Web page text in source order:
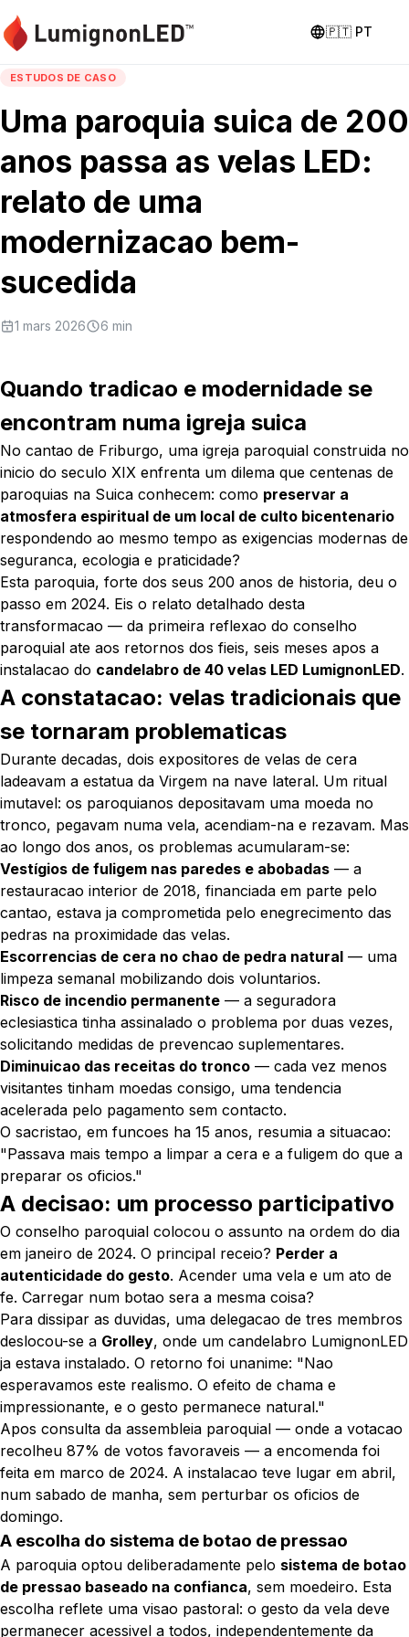
🇵🇹 PT
ESTUDOS DE CASO
Uma paroquia suica de 200
anos passa as velas LED:
relato de uma
modernizacao bem-
sucedida
1 mars 2026 6 min
Quando tradicao e modernidade se
encontram numa igreja suica
No cantao de Friburgo, uma igreja paroquial construida no
inicio do seculo XIX enfrenta um dilema que centenas de
paroquias na Suica conhecem: como preservar a
atmosfera espiritual de um local de culto bicentenario
respondendo ao mesmo tempo as exigencias modernas de
seguranca, ecologia e praticidade?
Esta paroquia, forte dos seus 200 anos de historia, deu o
passo em 2024. Eis o relato detalhado desta
transformacao — da primeira reflexao do conselho
paroquial ate aos retornos dos fieis, seis meses apos a
instalacao do candelabro de 40 velas LED LumignonLED.
A constatacao: velas tradicionais que
se tornaram problematicas
Durante decadas, dois expositores de velas de cera
ladeavam a estatua da Virgem na nave lateral. Um ritual
imutavel: os paroquianos depositavam uma moeda no
tronco, pegavam numa vela, acendiam-na e rezavam. Mas
ao longo dos anos, os problemas acumularam-se:
Vestígios de fuligem nas paredes e abobadas — a
restauracao interior de 2018, financiada em parte pelo
cantao, estava ja comprometida pelo enegrecimento das
pedras na proximidade das velas.
Escorrencias de cera no chao de pedra natural — uma
limpeza semanal mobilizando dois voluntarios.
Risco de incendio permanente — a seguradora
eclesiastica tinha assinalado o problema por duas vezes,
solicitando medidas de prevencao suplementares.
Diminuicao das receitas do tronco — cada vez menos
visitantes tinham moedas consigo, uma tendencia
acelerada pelo pagamento sem contacto.
O sacristao, em funcoes ha 15 anos, resumia a situacao:
"Passava mais tempo a limpar a cera e a fuligem do que a
preparar os oficios."
A decisao: um processo participativo
O conselho paroquial colocou o assunto na ordem do dia
em janeiro de 2024. O principal receio? Perder a
autenticidade do gesto. Acender uma vela e um ato de
fe. Carregar num botao sera a mesma coisa?
Para dissipar as duvidas, uma delegacao de tres membros
deslocou-se a Grolley, onde um candelabro LumignonLED
ja estava instalado. O retorno foi unanime: "Nao
esperavamos este realismo. O efeito de chama e
impressionante, e o gesto permanece natural."
Apos consulta da assembleia paroquial — onde a votacao
recolheu 87% de votos favoraveis — a encomenda foi
feita em marco de 2024. A instalacao teve lugar em abril,
num sabado de manha, sem perturbar os oficios de
domingo.
A escolha do sistema de botao de pressao
A paroquia optou deliberadamente pelo sistema de botao
de pressao baseado na confianca, sem moedeiro. Esta
escolha reflete uma visao pastoral: o gesto da vela deve
permanecer acessivel a todos, independentemente da